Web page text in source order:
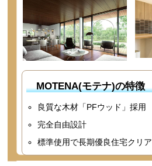
MOTENA(モテナ)の特徴
良質な木材「PFウッド」採用
完全自由設計
標準使用で長期優良住宅クリア